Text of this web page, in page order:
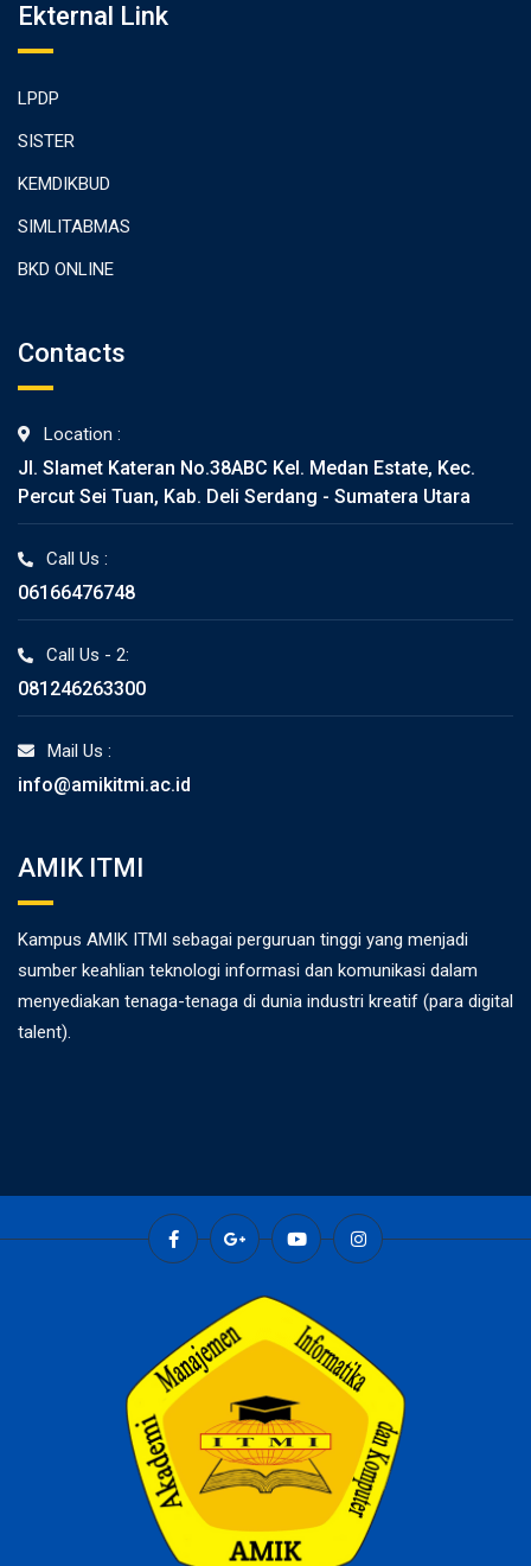
Ekternal Link
LPDP
SISTER
KEMDIKBUD
SIMLITABMAS
BKD ONLINE
Contacts
Location :
Jl. Slamet Kateran No.38ABC Kel. Medan Estate, Kec.
Percut Sei Tuan, Kab. Deli Serdang - Sumatera Utara
Call Us :
06166476748
Call Us - 2:
081246263300
Mail Us :
info@amikitmi.ac.id
AMIK ITMI
Kampus AMIK ITMI sebagai perguruan tinggi yang menjadi
sumber keahlian teknologi informasi dan komunikasi dalam
menyediakan tenaga-tenaga di dunia industri kreatif (para digital
talent).